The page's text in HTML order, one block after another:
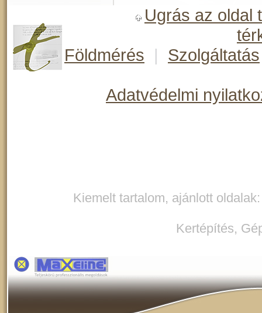
Ugrás az oldal
Földmérés
| Szolgáltatás
Adatvédelmi
Kiemelt tartalom, ajánlott
Kertépítés,